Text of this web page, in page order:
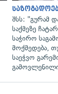
შსს: "გურამ
საქმეზე
საჭირო
მოქმედება,
საეჭვო